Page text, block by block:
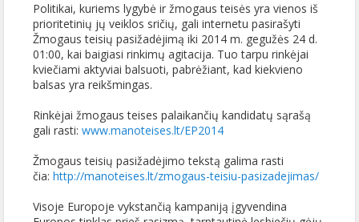
Politikai, kuriems lygybė ir žmogaus teisės yra vienos iš
prioritetinių jų veiklos sričių, gali internetu pasirašyti
Žmogaus teisių pasižadėjimą iki 2014 m. gegužės 24 d.
01:00, kai baigiasi rinkimų agitacija. Tuo tarpu rinkėjai
kviečiami aktyviai balsuoti, pabrėžiant, kad kiekvieno
balsas yra reikšmingas.
Rinkėjai žmogaus teises palaikančių kandidatų sąrašą
gali rasti: www.manoteises.lt/EP2014
Žmogaus teisių pasižadėjimo tekstą galima rasti
čia: http://manoteises.lt/zmogaus-teisiu-pasizadejimas/
Visoje Europoje vykstančią kampaniją įgyvendina